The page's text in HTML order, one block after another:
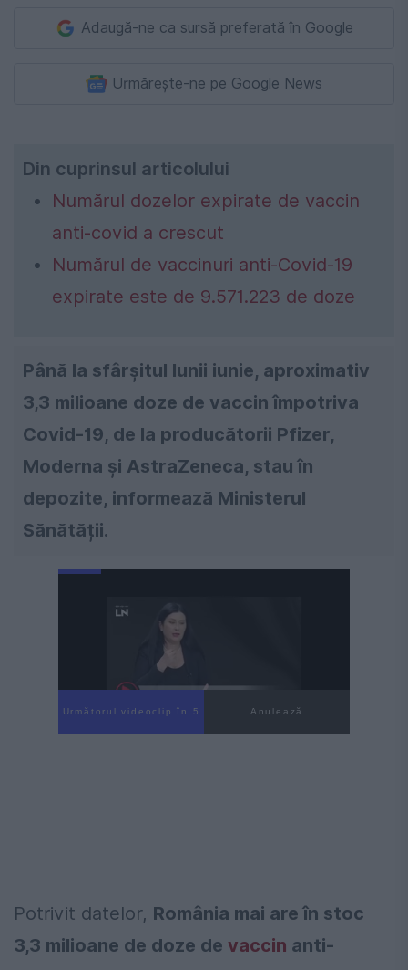
Adaugă-ne ca sursă preferată în Google
Urmărește-ne pe Google News
Din cuprinsul articolului
Numărul dozelor expirate de vaccin
anti-covid a crescut
Numărul de vaccinuri anti-Covid-19
expirate este de 9.571.223 de doze
Până la sfârșitul lunii iunie, aproximativ
3,3 milioane doze de vaccin împotriva
Covid-19, de la producătorii Pfizer,
Moderna și AstraZeneca, stau în
depozite, informează Ministerul
Sănătății.
Următorul videoclip în 4 Anulează
Potrivit datelor, România mai are în stoc
3,3 milioane de doze de vaccin anti-